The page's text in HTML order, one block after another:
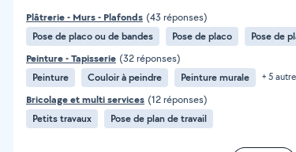
Plâtrerie - Murs - Plafonds (43 réponses)
Pose de placo ou de bandes
Pose de placo
Pose de
Peinture - Tapisserie (32 réponses)
Peinture
Couloir à peindre Peinture murale + 5
Bricolage et multi services (12 réponses)
Petits travaux
Pose de plan de travail